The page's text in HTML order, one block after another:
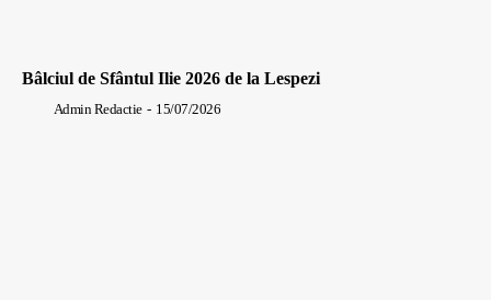
Bâlciul de Sfântul Ilie 2026 de la Lespezi
Admin Redactie - 15/07/2026